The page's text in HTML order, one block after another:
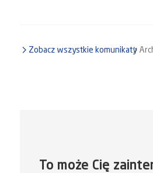
Zobacz wszystkie komunikaty
To może Cię